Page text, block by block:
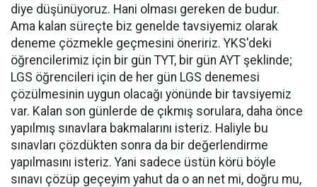
diye düşünüyoruz. Hani olması gereken de budur.
Ama kalan süreçte biz genelde tavsiyemiz olarak
deneme çözmekle geçmesini öneririz. YKS'deki
öğrencilerimiz için bir gün TYT, bir gün AYT şeklinde;
LGS öğrencileri için de her gün LGS denemesi
çözülmesinin uygun olacağı yönünde bir tavsiyemiz
var. Kalan son günlerde de çıkmış sorulara, daha önce
yapılmış sınavlara bakmalarını isteriz. Haliyle bu
sınavları çözdükten sonra da bir değerlendirme
yapılmasını isteriz. Yani sadece üstün körü böyle
sınavı çözüp geçeyim yahut da o an net mi, doğru mu,